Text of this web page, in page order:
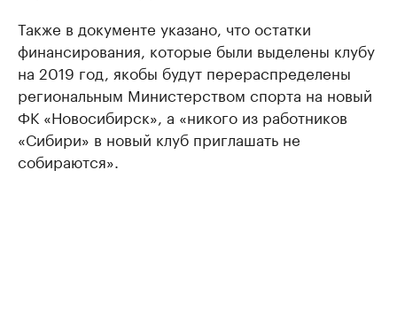
Также в документе указано, что остатки
финансирования, которые были выделены клубу
на 2019 год, якобы будут перераспределены
региональным Министерством спорта на новый
ФК «Новосибирск», а «никого из работников
«Сибири» в новый клуб приглашать не
собираются».